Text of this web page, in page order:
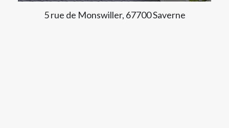
5 rue de Monswiller, 67700 Saverne